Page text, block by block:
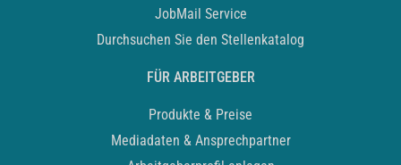
JobMail Service
Durchsuchen Sie den Stellenkatalog
FÜR ARBEITGEBER
Produkte & Preise
Mediadaten & Ansprechpartner